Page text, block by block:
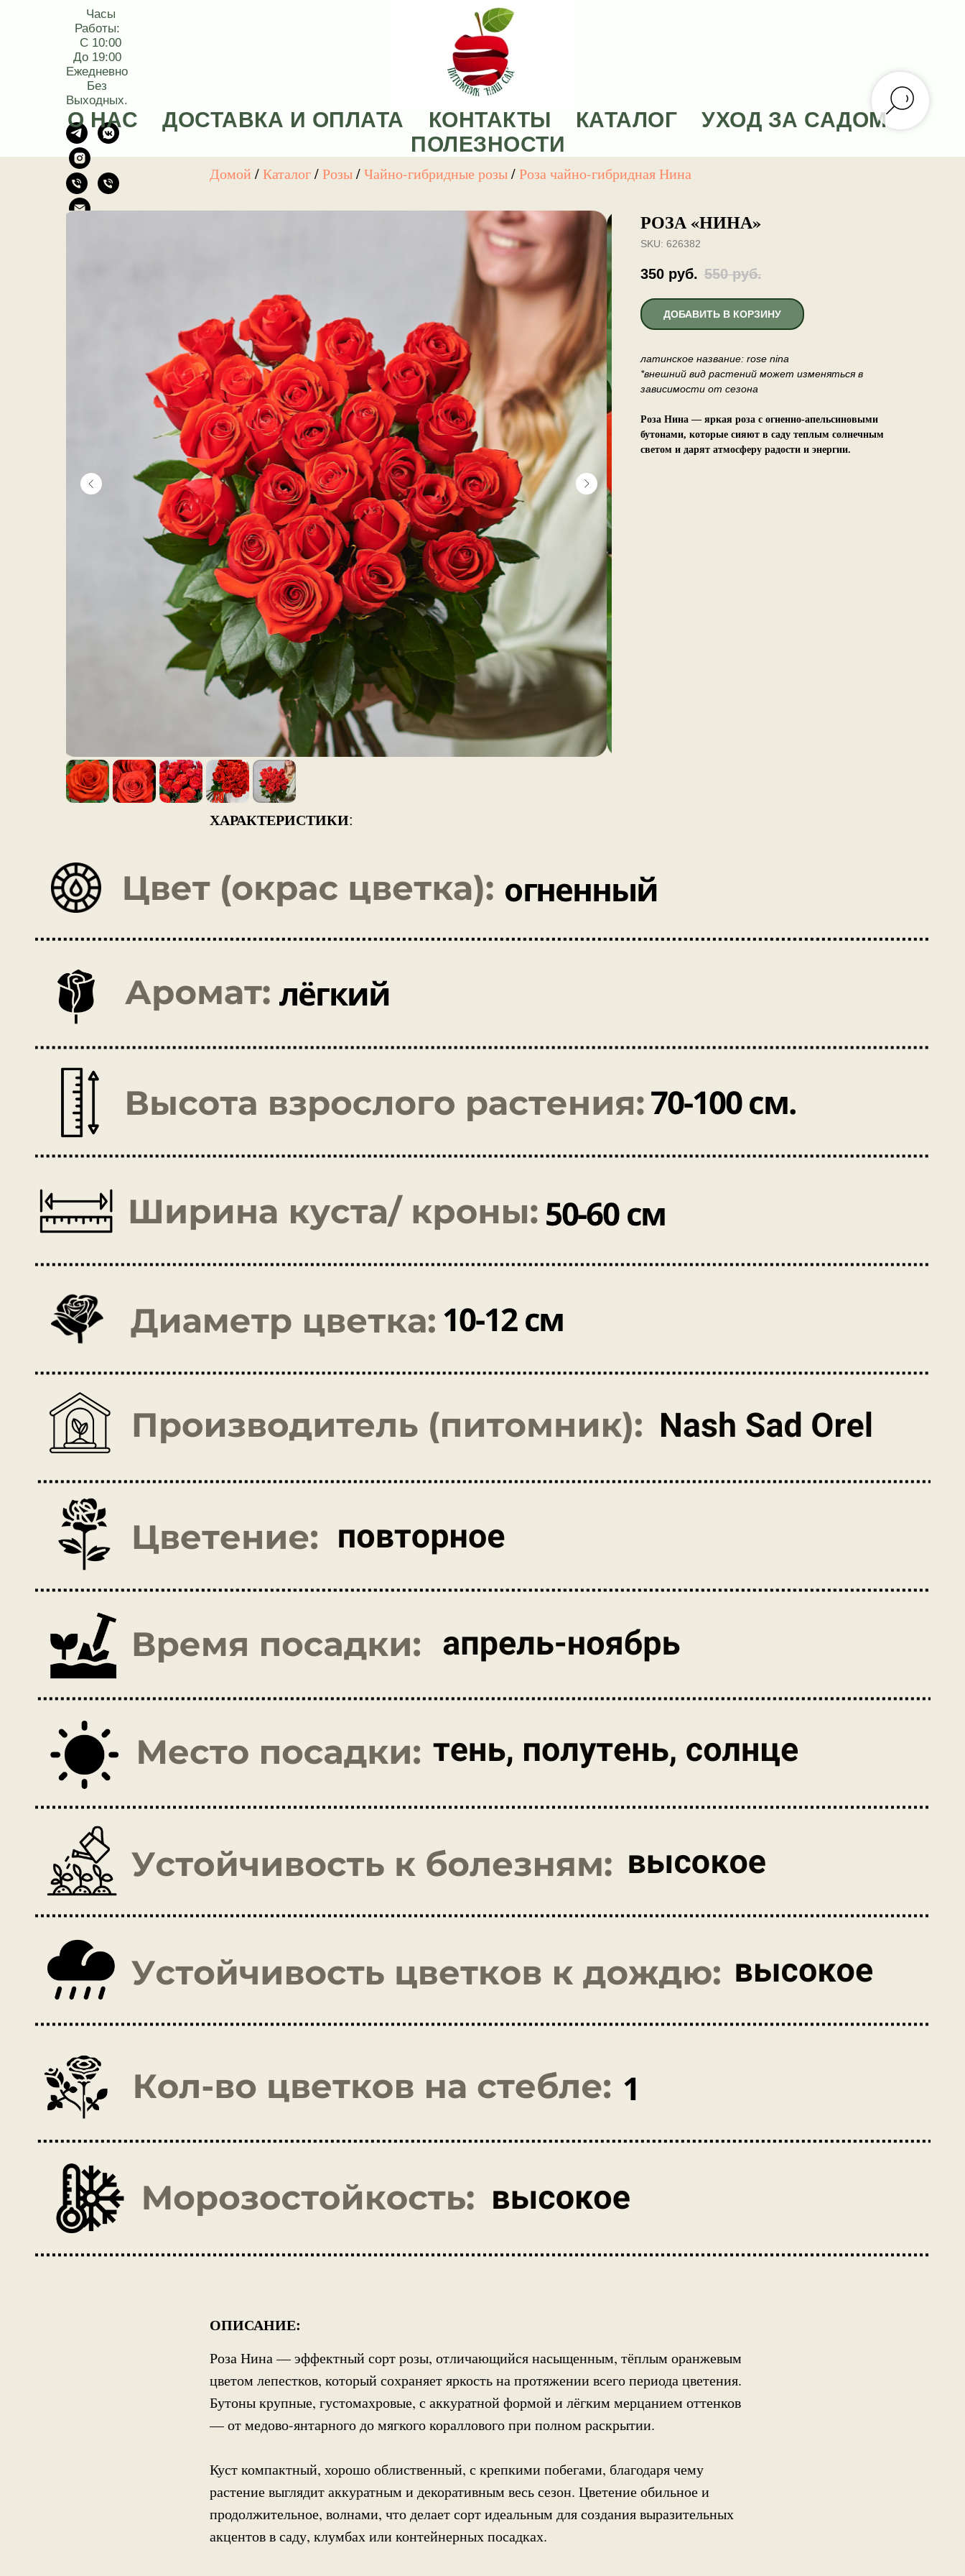
Часы
Работы:
С 10:00
До 19:00
Ежедневно
Без
Выходных.
О НАС ДОСТАВКА И ОПЛАТА КОНТАКТЫ КАТАЛОГ
УХОД ЗА САДОМ
ПОЛЕЗНОСТИ
Домой /Каталог/Розы/Чайно-гибридные розы/Роза чайно-гибридная Нина
РОЗА «НИНА»
SKU: 626382
350 руб. 550 руб.
ДОБАВИТЬ В КОРЗИНУ
латинское название: rose nina
*внешний вид растений может изменяться в
зависимости от сезона
Роза Нина — яркая роза с огненно-апельсиновыми
бутонами, которые сияют в саду теплым солнечным
светом и дарят атмосферу радости и энергии.
ХАРАКТЕРИСТИКИ:
ОПИСАНИЕ:
Роза Нина — эффектный сорт розы, отличающийся насыщенным, тёплым оранжевым
цветом лепестков, который сохраняет яркость на протяжении всего периода цветения.
Бутоны крупные, густомахровые, с аккуратной формой и лёгким мерцанием оттенков
— от медово-янтарного до мягкого кораллового при полном раскрытии.
Куст компактный, хорошо облиственный, с крепкими побегами, благодаря чему
растение выглядит аккуратным и декоративным весь сезон. Цветение обильное и
продолжительное, волнами, что делает сорт идеальным для создания выразительных
акцентов в саду, клумбах или контейнерных посадках.